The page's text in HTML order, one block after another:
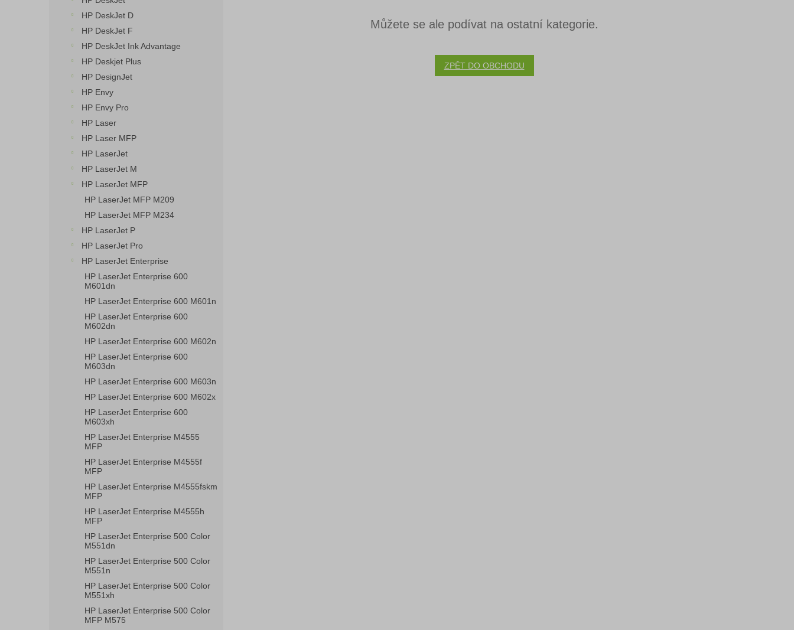
HP DeskJet D
HP DeskJet F
HP DeskJet Ink Advantage
HP Deskjet Plus
HP DesignJet
HP Envy
HP Envy Pro
HP Laser
HP Laser MFP
HP LaserJet
HP LaserJet M
HP LaserJet MFP
HP LaserJet MFP M209
HP LaserJet MFP M234
HP LaserJet P
HP LaserJet Pro
HP LaserJet Enterprise
HP LaserJet Enterprise 600
M601dn
HP LaserJet Enterprise 600 M601n
HP LaserJet Enterprise 600
M602dn
HP LaserJet Enterprise 600 M602n
HP LaserJet Enterprise 600
M603dn
HP LaserJet Enterprise 600 M603n
HP LaserJet Enterprise 600 M602x
HP LaserJet Enterprise 600
M603xh
HP LaserJet Enterprise M4555
MFP
HP LaserJet Enterprise M4555f
MFP
HP LaserJet Enterprise M4555fskm
MFP
HP LaserJet Enterprise M4555h
MFP
HP LaserJet Enterprise 500 Color
M551dn
HP LaserJet Enterprise 500 Color
M551n
HP LaserJet Enterprise 500 Color
M551xh
HP LaserJet Enterprise 500 Color
MFP M575
Můžete se ale podívat na ostatní kategorie.
ZPĚT DO OBCHODU